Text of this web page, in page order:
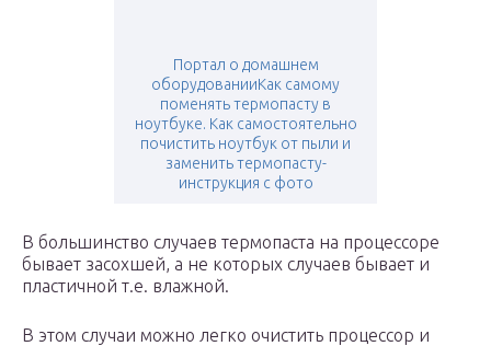
Портал о домашнем
оборудованииКак самому
поменять термопасту в
ноутбуке. Как самостоятельно
почистить ноутбук от пыли и
заменить термопасту-
инструкция с фото
В большинство случаев термопаста на процессоре
бывает засохшей, а не которых случаев бывает и
пластичной т.е. влажной.
В этом случаи можно легко очистить процессор и